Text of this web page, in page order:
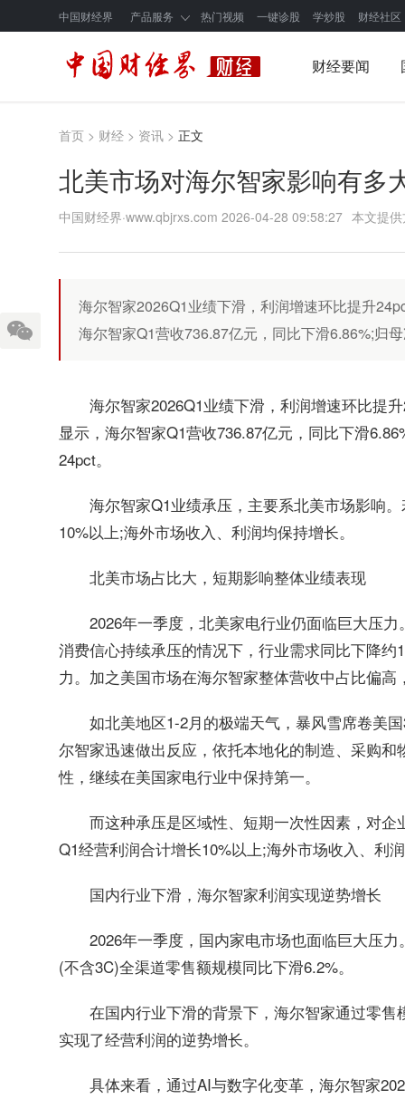
中国财经界 产品服务 热门视频 一键诊股 学炒股 财经社区
财经要闻
首页 > 财经 > 资讯 > 正文
北美市场对海尔智家影响有多
中国财经界·www.qbjrxs.com 2026-04-28 09:58:27 本文提
海尔智家2026Q1业绩下滑，利润增速环比提升
海尔智家Q1营收736.87亿元，同比下滑6.86%;归
海尔智家2026Q1业绩下滑，利润增速环比
显示，海尔智家Q1营收736.87亿元，同比下滑
24pct。
海尔智家Q1业绩承压，主要系北美市场影响
10%以上;海外市场收入、利润均保持增长。
北美市场占比大，短期影响整体业绩表现
2026年一季度，北美家电行业仍面临巨大压
消费信心持续承压的情况下，行业需求同比下降
力。加之美国市场在海尔智家整体营收中占比偏
如北美地区1-2月的极端天气，暴风雪席卷美
尔智家迅速做出反应，依托本地化的制造、采购
性，继续在美国家电行业中保持第一。
而这种承压是区域性、短期一次性因素，对
Q1经营利润合计增长10%以上;海外市场收入、利
国内行业下滑，海尔智家利润实现逆势增长
2026年一季度，国内家电市场也面临巨大压
(不含3C)全渠道零售额规模同比下滑6.2%。
在国内行业下滑的背景下，海尔智家通过零
实现了经营利润的逆势增长。
具体来看，通过AI与数字化变革，海尔智家